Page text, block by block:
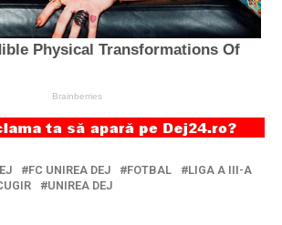
FC UNIREA DEJ FOTBAL
LIGA A III-A
UNIREA DEJ